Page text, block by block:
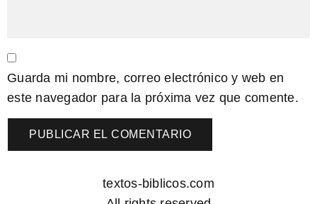
Guarda mi nombre, correo electrónico y web en
este navegador para la próxima vez que comente.
textos-biblicos.com